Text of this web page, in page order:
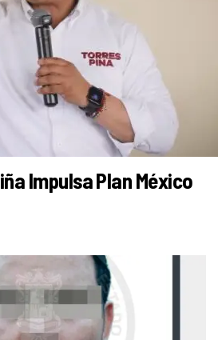
Impulsa Plan México